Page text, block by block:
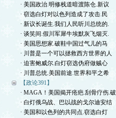
· 美国政治.明修栈道暗渡陈仓.新议
· 窃选白灯对以色列造成了攻击.民
· 新议长诞生.我们人民听川总统的.
· 谈笑间.假川军犀牛埃默灰飞烟灭.
· 美国思想家.破鞋中国过气儿的马
· 川普是一个可以拯救西方世界的人
· 迫害鲍威尔.白灯窃选伪府做贼心
· 川普总统.美国前途.世界和平之希
【政论391】
· MAGA！美国揭开疮疤.刮骨疗伤.破
· 白灯俄乌战、巴以战的戈尔迪安结
· 美国和以色列的共同点.窃选白灯